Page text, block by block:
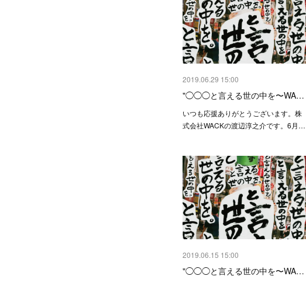
2019.06.29 15:00
"◯◯◯と言える世の中を〜WA…
いつも応援ありがとうございます。株
式会社WACKの渡辺淳之介です。6月…
2019.06.15 15:00
"◯◯◯と言える世の中を〜WA…